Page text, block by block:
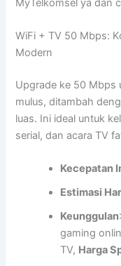
MyTelkomsel ya dan
WiFi + TV 50 Mbps:
Modern
Upgrade ke 50 Mbps
mulus, ditambah
luas. Ini ideal untuk
serial, dan acara TV
Kecepatan
Estimasi
Keunggulan
gaming
TV, Harga